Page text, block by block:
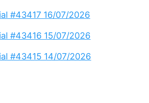
#43417 16/07/2026
#43416 15/07/2026
#43415 14/07/2026